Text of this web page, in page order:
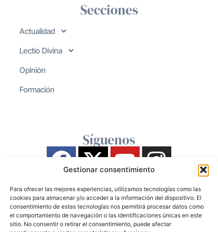
Gestionar consentimiento
Para ofrecer las mejores experiencias, utilizamos tecnologías como las
cookies para almacenar y/o acceder a la información del dispositivo. El
consentimiento de estas tecnologías nos permitirá procesar datos como
el comportamiento de navegación o las identificaciones únicas en este
sitio. No consentir o retirar el consentimiento, puede afectar
Secciones
Actualidad
Lectio Divina
Opinión
Formación
Síguenos